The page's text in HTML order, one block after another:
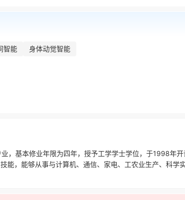
智能 身体动觉智能
基本修业年限为四年，授予工学学士学位，于1998年开
，能够从事与计算机、通信、家电、工农业生产、科学